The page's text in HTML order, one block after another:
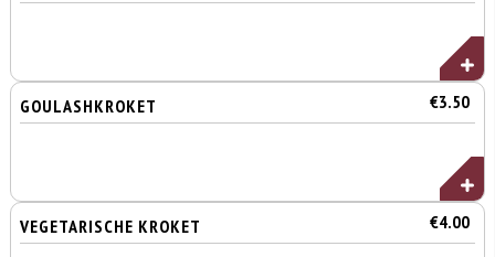
GOULASHKROKET €3.50
VEGETARISCHE KROKET €4.00